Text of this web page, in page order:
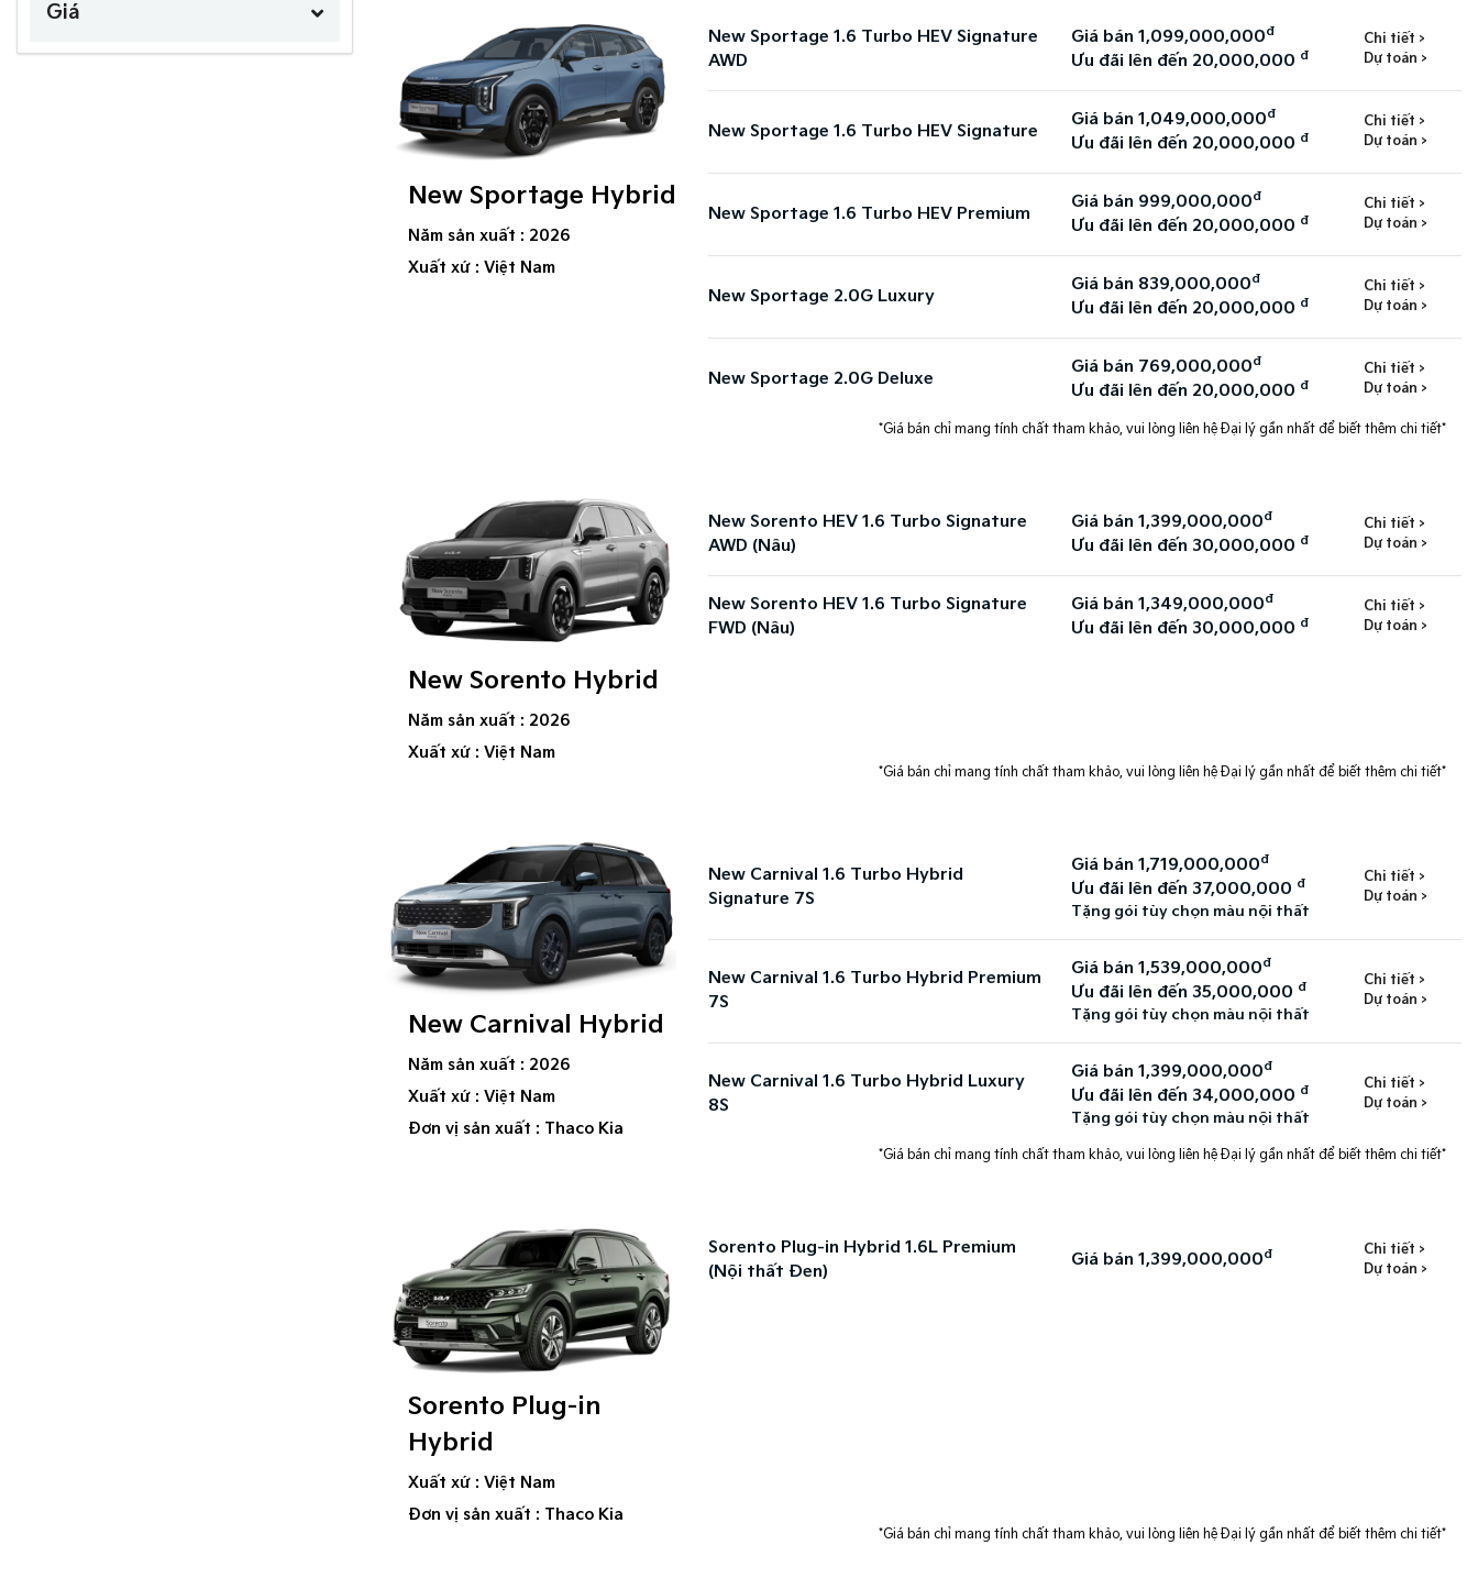
Giá
New Sportage Hybrid
Năm sản xuất : 2026
Xuất xứ : Việt Nam
New Sportage 1.6 Turbo HEV Signature
AWD
Giá bán 1,099,000,000đ
Ưu đãi lên đến 20,000,000 đ
Chi tiết >
Dự toán >
New Sportage 1.6 Turbo HEV Signature
Giá bán 1,049,000,000đ
Ưu đãi lên đến 20,000,000 đ
Chi tiết >
Dự toán >
New Sportage 1.6 Turbo HEV Premium
Giá bán 999,000,000đ
Ưu đãi lên đến 20,000,000 đ
Chi tiết >
Dự toán >
New Sportage 2.0G Luxury
Giá bán 839,000,000đ
Ưu đãi lên đến 20,000,000 đ
Chi tiết >
Dự toán >
New Sportage 2.0G Deluxe
Giá bán 769,000,000đ
Ưu đãi lên đến 20,000,000 đ
Chi tiết >
Dự toán >
*Giá bán chỉ mang tính chất tham khảo, vui lòng liên hệ Đại lý gần nhất để biết thêm chi tiết*
New Sorento Hybrid
Năm sản xuất : 2026
Xuất xứ : Việt Nam
New Sorento HEV 1.6 Turbo Signature
AWD (Nâu)
Giá bán 1,399,000,000đ
Ưu đãi lên đến 30,000,000 đ
Chi tiết >
Dự toán >
New Sorento HEV 1.6 Turbo Signature
FWD (Nâu)
Giá bán 1,349,000,000đ
Ưu đãi lên đến 30,000,000 đ
Chi tiết >
Dự toán >
*Giá bán chỉ mang tính chất tham khảo, vui lòng liên hệ Đại lý gần nhất để biết thêm chi tiết*
New Carnival Hybrid
Năm sản xuất : 2026
Xuất xứ : Việt Nam
Đơn vị sản xuất : Thaco Kia
New Carnival 1.6 Turbo Hybrid
Signature 7S
Giá bán 1,719,000,000đ
Ưu đãi lên đến 37,000,000 đ
Tặng gói tùy chọn màu nội thất
Chi tiết >
Dự toán >
New Carnival 1.6 Turbo Hybrid Premium
7S
Giá bán 1,539,000,000đ
Ưu đãi lên đến 35,000,000 đ
Tặng gói tùy chọn màu nội thất
Chi tiết >
Dự toán >
New Carnival 1.6 Turbo Hybrid Luxury
8S
Giá bán 1,399,000,000đ
Ưu đãi lên đến 34,000,000 đ
Tặng gói tùy chọn màu nội thất
Chi tiết >
Dự toán >
*Giá bán chỉ mang tính chất tham khảo, vui lòng liên hệ Đại lý gần nhất để biết thêm chi tiết*
Sorento Plug-in
Hybrid
Xuất xứ : Việt Nam
Đơn vị sản xuất : Thaco Kia
Sorento Plug-in Hybrid 1.6L Premium
(Nội thất Đen)
Giá bán 1,399,000,000đ
Chi tiết >
Dự toán >
*Giá bán chỉ mang tính chất tham khảo, vui lòng liên hệ Đại lý gần nhất để biết thêm chi tiết*